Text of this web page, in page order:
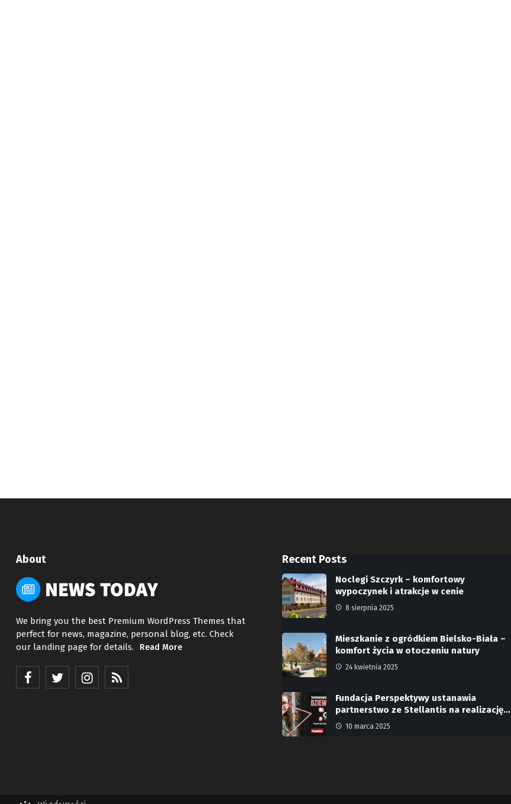
About
We bring you the best Premium WordPress Themes that
perfect for news, magazine, personal blog, etc. Check
our landing page for details.
Read More
Recent Posts
Noclegi Szczyrk – komfortowy
wypoczynek i atrakcje w cenie
8 sierpnia 2025
Mieszkanie z ogródkiem Bielsko-Biała –
komfort życia w otoczeniu natury
24 kwietnia 2025
Fundacja Perspektywy ustanawia
partnerstwo ze Stellantis na realizację…
10 marca 2025